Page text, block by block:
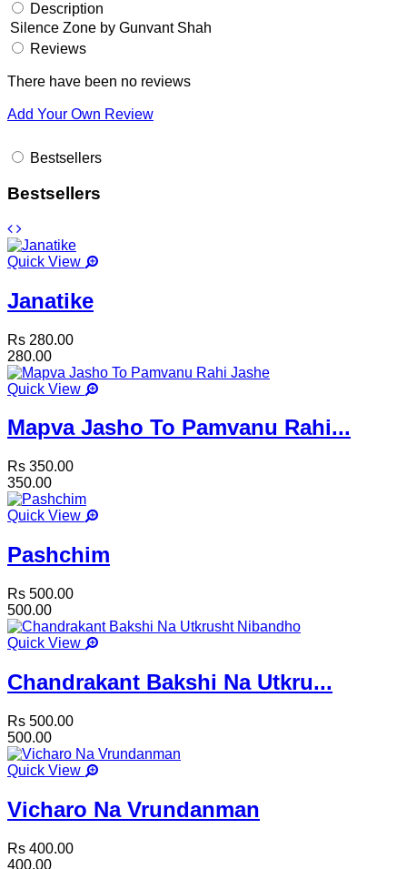
Description
Silence Zone by Gunvant Shah
Reviews
There have been no reviews
Add Your Own Review
Bestsellers
Bestsellers
Quick View
Janatike
Rs 280.00
280.00
Quick View
Mapva Jasho To Pamvanu Rahi...
Rs 350.00
350.00
Quick View
Pashchim
Rs 500.00
500.00
Quick View
Chandrakant Bakshi Na Utkru...
Rs 500.00
500.00
Quick View
Vicharo Na Vrundanman
Rs 400.00
400.00